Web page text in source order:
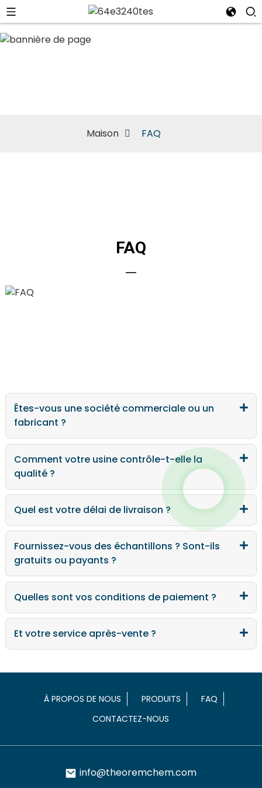
Maison FAQ
FAQ
Êtes-vous une société commerciale ou un
fabricant ?
Comment votre usine contrôle-t-elle la
qualité ?
Quel est votre délai de livraison ?
Fournissez-vous des échantillons ? Sont-ils
gratuits ou payants ?
Quelles sont vos conditions de paiement ?
Et votre service après-vente ?
À PROPOS DE NOUS PRODUITS
FAQ
CONTACTEZ-NOUS
info@theoremchem.com